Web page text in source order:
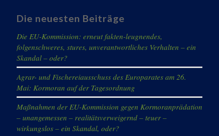
Die neuesten Beiträge
Die EU-Kommission: erneut fakten-leugnendes,
folgenschweres, stures, unverantwortliches Verhalten – ein
Skandal – oder?
Agrar- und Fischereiausschuss des Europarates am 26.
Mai: Kormoran auf der Tagesordnung
Maßnahmen der EU-Kommission gegen Kormoranprädation
– unangemessen – realitätsverweigernd – teuer –
wirkungslos – ein Skandal, oder?